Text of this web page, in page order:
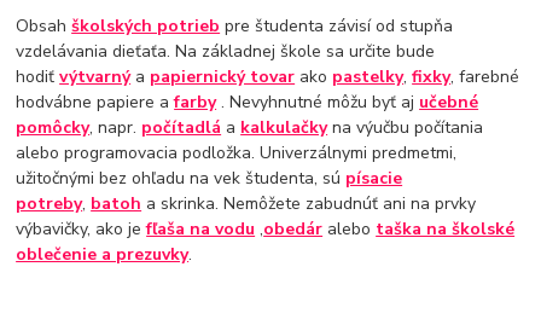
Obsahškolských potrieb pre študenta závisí od stupňa
vzdelávania dieťaťa. Na základnej škole sa určite bude
hodiťvýtvarnýa papiernický tovar ako pastelky,fixky, farebné
hodvábne papiere afarby. Nevyhnutné môžu byť aj učebné
pomôcky, napr. počítadlá a kalkulačkyna výučbu počítania
alebo programovacia podložka. Univerzálnymi predmetmi,
užitočnými bez ohľadu na vek študenta, sú písacie
potreby, batoh a skrinka. Nemôžete zabudnúť ani na prvky
výbavičky, ako jefľaša na vodu ,obedár alebo taška na školské
oblečenie a prezuvky.